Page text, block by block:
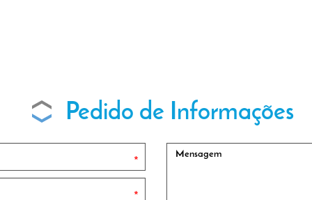
Pedido de Informações
*
*